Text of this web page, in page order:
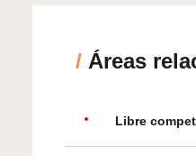
/ Áreas
Libre